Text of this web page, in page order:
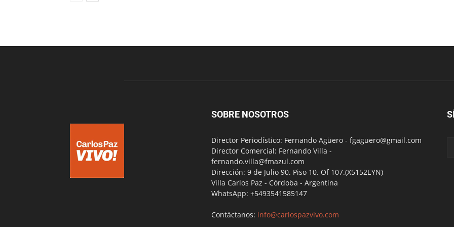
SOBRE NOSOTROS
Director Periodístico: Fernando Agüero - fgaguero@gmail.com
Director Comercial: Fernando Villa -
fernando.villa@fmazul.com
Dirección: 9 de Julio 90. Piso 10. Of 107.(X5152EYN)
Villa Carlos Paz - Córdoba - Argentina
WhatsApp: +5493541585147
Contáctanos: info@carlospazvivo.com